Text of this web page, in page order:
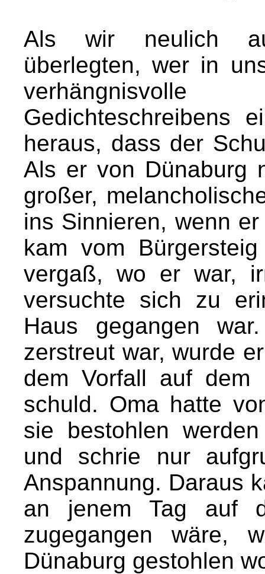
Als wir neulich
überlegten, wer in
Gedichteschreibens
heraus, dass der
Als er von Dünaburg
großer,
ins Sinnieren, wenn
kam vom
vergaß, wo er war,
versuchte sich zu
Haus gegangen
zerstreut war, wurde
dem Vorfall auf dem
schuld. Oma hatte
sie bestohlen
und schrie nur
Anspannung. Daraus
an jenem Tag auf
zugegangen wäre,
Dünaburg gestohlen